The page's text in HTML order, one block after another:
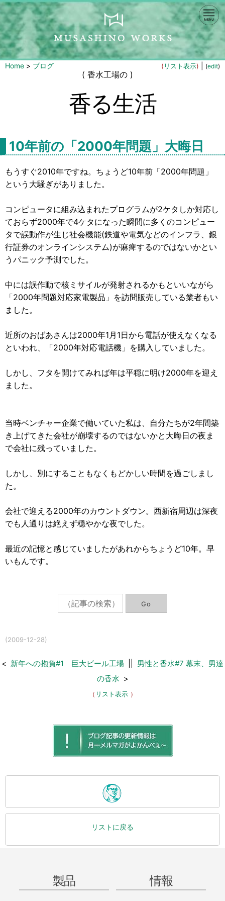
Home > ブログ ( リスト表示) (edit)
( 香水工場の )
香る生活
10年前の「2000年問題」大晦日
もうすぐ2010年ですね。ちょうど10年前「2000年問題」
という大騒ぎがありました。
コンピュータに組み込まれたプログラムが2ケタしか対応し
ておらず2000年で4ケタになった瞬間に多くのコンピュー
タで誤動作が生じ社会機能(鉄道や電気などのインフラ、銀
行証券のオンラインシステム)が麻痺するのではないかとい
うパニック予測でした。
中には誤作動で核ミサイルが発射されるかもといいながら
「2000年問題対応家電製品」を訪問販売している業者もい
ました。
近所のおばあさんは2000年1月1日から電話が使えなくなる
といわれ、「2000年対応電話機」を購入していました。
しかし、フタを開けてみれば年は平穏に明け2000年を迎え
ました。
当時ベンチャー企業で働いていた私は、自分たちが2年間築
き上げてきた会社が崩壊するのではないかと大晦日の夜ま
で会社に残っていました。
しかし、別にすることもなくもどかしい時間を過ごしまし
た。
会社で迎える2000年のカウントダウン。西新宿周辺は深夜
でも人通りは絶えず穏やかな夜でした。
最近の記憶と感じていましたがあれからちょうど10年。早
いもんです。
(2009-12-28)
< 新年への抱負#1 巨大ビール工場
男性と香水#7 幕末、男達
の香水>
（ リスト表示）
リストに戻る
製品 情報